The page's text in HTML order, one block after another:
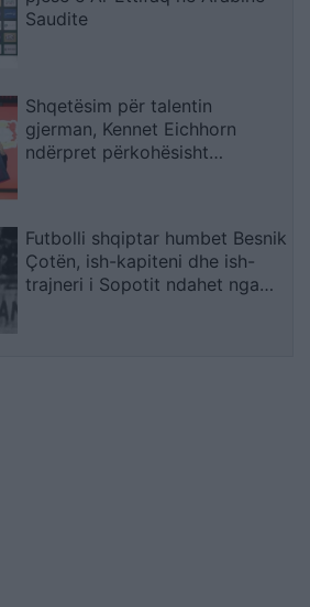
Saudite
Shqetësim për talentin
gjerman, Kennet Eichhorn
ndërpret përkohësisht
Futbolli shqiptar humbet Besnik
Çotën, ish-kapiteni dhe ish-
trajneri i Sopotit ndahet nga